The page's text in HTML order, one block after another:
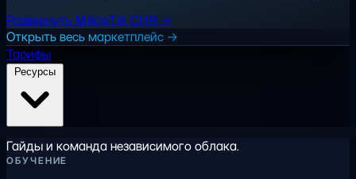
Развернуть MikroTik CHR →
Открыть весь маркетплейс →
Тарифы
Гайды и команда независимого облака.
ОБУЧЕНИЕ